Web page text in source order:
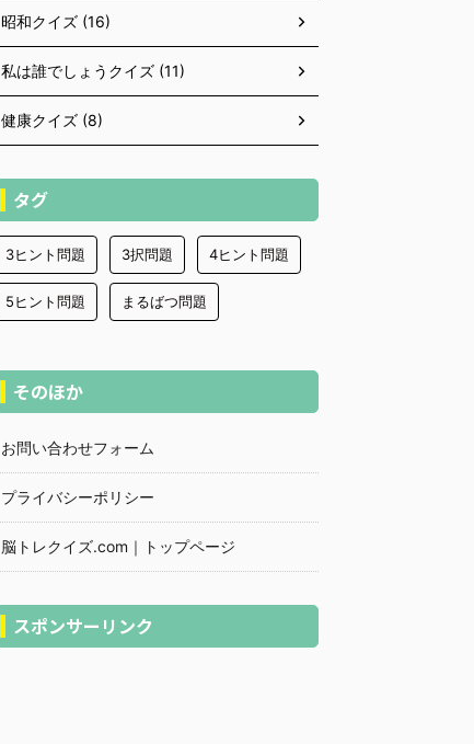
昭和クイズ (16)
私は誰でしょうクイズ (11)
健康クイズ (8)
タグ
3ヒント問題 3択問題 4ヒント問題
5ヒント問題 まるばつ問題
そのほか
お問い合わせフォーム
プライバシーポリシー
脳トレクイズ.com｜トップページ
スポンサーリンク